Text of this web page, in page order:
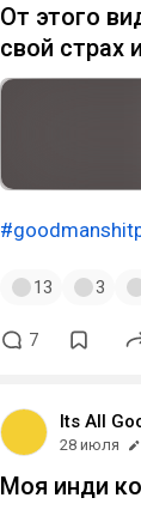
От этого
свой страх
13 3
7
Its All
28 июля
Моя инди